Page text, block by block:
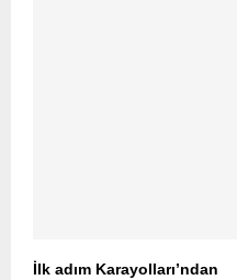
İlk adım Karayolları’ndan